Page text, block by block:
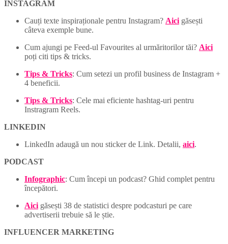
INSTAGRAM
Cauți texte inspiraționale pentru Instagram? Aici găsești
câteva exemple bune.
Cum ajungi pe Feed-ul Favourites al urmăritorilor tăi? Aici
poți citi tips & tricks.
Tips & Tricks: Cum setezi un profil business de Instagram +
4 beneficii.
Tips & Tricks: Cele mai eficiente hashtag-uri pentru
Instragram Reels.
LINKEDIN
LinkedIn adaugă un nou sticker de Link. Detalii, aici.
PODCAST
Infographic: Cum începi un podcast? Ghid complet pentru
începători.
Aici găsești 38 de statistici despre podcasturi pe care
advertiserii trebuie să le știe.
INFLUENCER MARKETING